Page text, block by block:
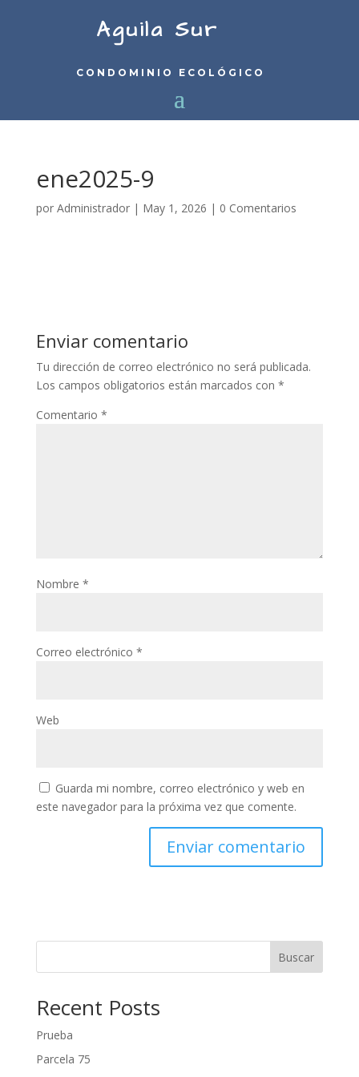
Aguila Sur
CONDOMINIO ECOLÓGICO
ene2025-9
por Administrador| May 1, 2026 | 0 Comentarios
Enviar comentario
Tu dirección de correo electrónico no será publicada.
Los campos obligatorios están marcados con *
Comentario *
Nombre *
Correo electrónico *
Web
Guarda mi nombre, correo electrónico y web en
este navegador para la próxima vez que comente.
Buscar
Recent Posts
Prueba
Parcela 75